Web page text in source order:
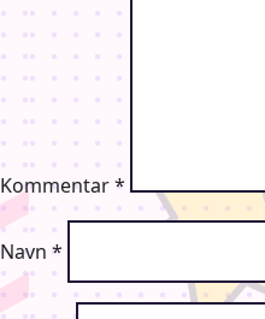
>Børn til og med 10 år:
>Børn mellem 11 og 15
Kommentar*
Navn *